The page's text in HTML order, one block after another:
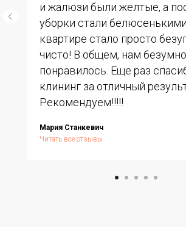
и жалюзи были желтые, а
уборки стали
квартире стало просто
чисто! В общем, нам безумно
понравилось. Еще раз
клининг за отличный
Рекомендуем!!!!!
Мария Станкевич
Читать все отзывы